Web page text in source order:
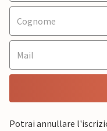
Potrai annullare